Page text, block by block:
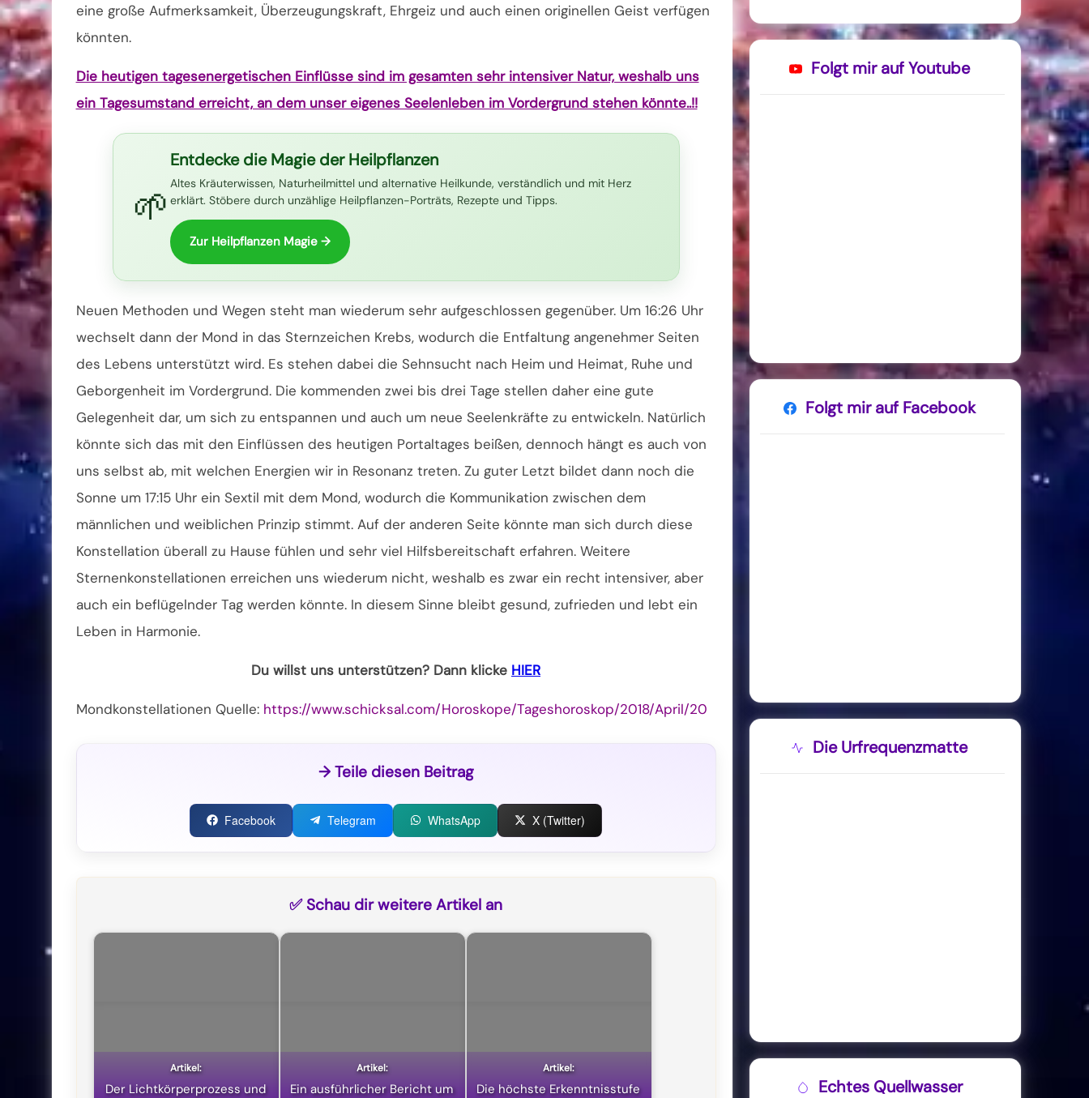
eine große Aufmerksamkeit, Überzeugungskraft, Ehrgeiz und auch einen originellen Geist verfügen
könnten.
Die heutigen tagesenergetischen Einflüsse sind im gesamten sehr intensiver Natur, weshalb uns
ein Tagesumstand erreicht, an dem unser eigenes Seelenleben im Vordergrund stehen könnte..!!
🌱
Entdecke die Magie der Heilpflanzen
Altes Kräuterwissen, Naturheilmittel und alternative Heilkunde, verständlich und mit Herz
erklärt. Stöbere durch unzählige Heilpflanzen-Porträts, Rezepte und Tipps.
Zur Heilpflanzen Magie →
Neuen Methoden und Wegen steht man wiederum sehr aufgeschlossen gegenüber. Um 16:26 Uhr
wechselt dann der Mond in das Sternzeichen Krebs, wodurch die Entfaltung angenehmer Seiten
des Lebens unterstützt wird. Es stehen dabei die Sehnsucht nach Heim und Heimat, Ruhe und
Geborgenheit im Vordergrund. Die kommenden zwei bis drei Tage stellen daher eine gute
Gelegenheit dar, um sich zu entspannen und auch um neue Seelenkräfte zu entwickeln. Natürlich
könnte sich das mit den Einflüssen des heutigen Portaltages beißen, dennoch hängt es auch von
uns selbst ab, mit welchen Energien wir in Resonanz treten. Zu guter Letzt bildet dann noch die
Sonne um 17:15 Uhr ein Sextil mit dem Mond, wodurch die Kommunikation zwischen dem
männlichen und weiblichen Prinzip stimmt. Auf der anderen Seite könnte man sich durch diese
Konstellation überall zu Hause fühlen und sehr viel Hilfsbereitschaft erfahren. Weitere
Sternenkonstellationen erreichen uns wiederum nicht, weshalb es zwar ein recht intensiver, aber
auch ein beflügelnder Tag werden könnte. In diesem Sinne bleibt gesund, zufrieden und lebt ein
Leben in Harmonie.
Du willst uns unterstützen? Dann klicke HIER
Mondkonstellationen Quelle: https://www.schicksal.com/Horoskope/Tageshoroskop/2018/April/20
→ Teile diesen Beitrag
Facebook Telegram WhatsApp X (Twitter)
✅ Schau dir weitere Artikel an
Der Lichtkörperprozess und
Ein ausführlicher Bericht um
Die höchste Erkenntnisstufe
Folgt mir auf Youtube
Folgt mir auf Facebook
Die Urfrequenzmatte
Echtes Quellwasser